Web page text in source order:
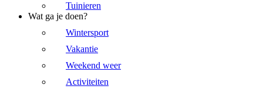
Tuinieren
Wat ga je doen?
Wintersport
Vakantie
Weekend weer
Activiteiten